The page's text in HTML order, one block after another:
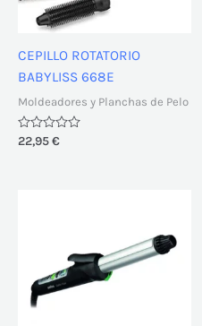
CEPILLO ROTATORIO
BABYLISS 668E
Moldeadores y Planchas de Pelo
Valorado
con
22,95€